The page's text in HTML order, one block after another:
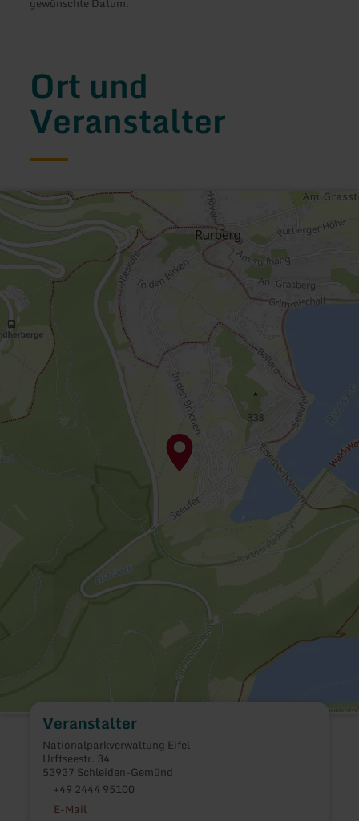
Ort und
Veranstalter
Veranstalter
Nationalparkverwaltung Eifel
Urftseestr. 34
53937 Schleiden-Gemünd
+49 2444 95100
E-Mail